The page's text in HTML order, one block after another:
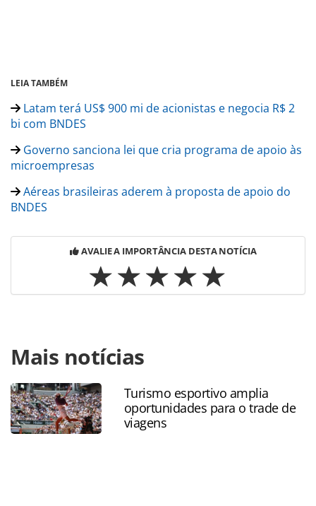
LEIA TAMBÉM
Latam terá US$ 900 mi de acionistas e negocia R$ 2
bi com BNDES
Governo sanciona lei que cria programa de apoio às
microempresas
Aéreas brasileiras aderem à proposta de apoio do
BNDES
AVALIE A IMPORTÂNCIA DESTA NOTÍCIA
https://www.panrotas.com.br/coronavirus/superando-o-
coronavirus/2020/06/bndes-anuncia-novas-medidas-de-
combate-aos-impactos-da-covid-19_174167.html ou as
ferramentas oferecidas na página. Todo o conteúdo
produzido pela PANROTAS Editora é protegido pela
legislação brasileira sobre direito autoral. Não reproduza o
Mais notícias
Turismo esportivo amplia
oportunidades para o trade de
viagens